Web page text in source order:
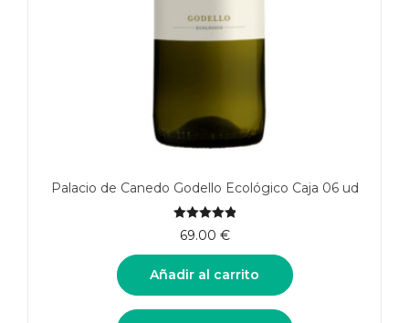
Palacio de Canedo Godello Ecológico Caja 06 ud
5.00de 5
69.00 €
Añadir al carrito